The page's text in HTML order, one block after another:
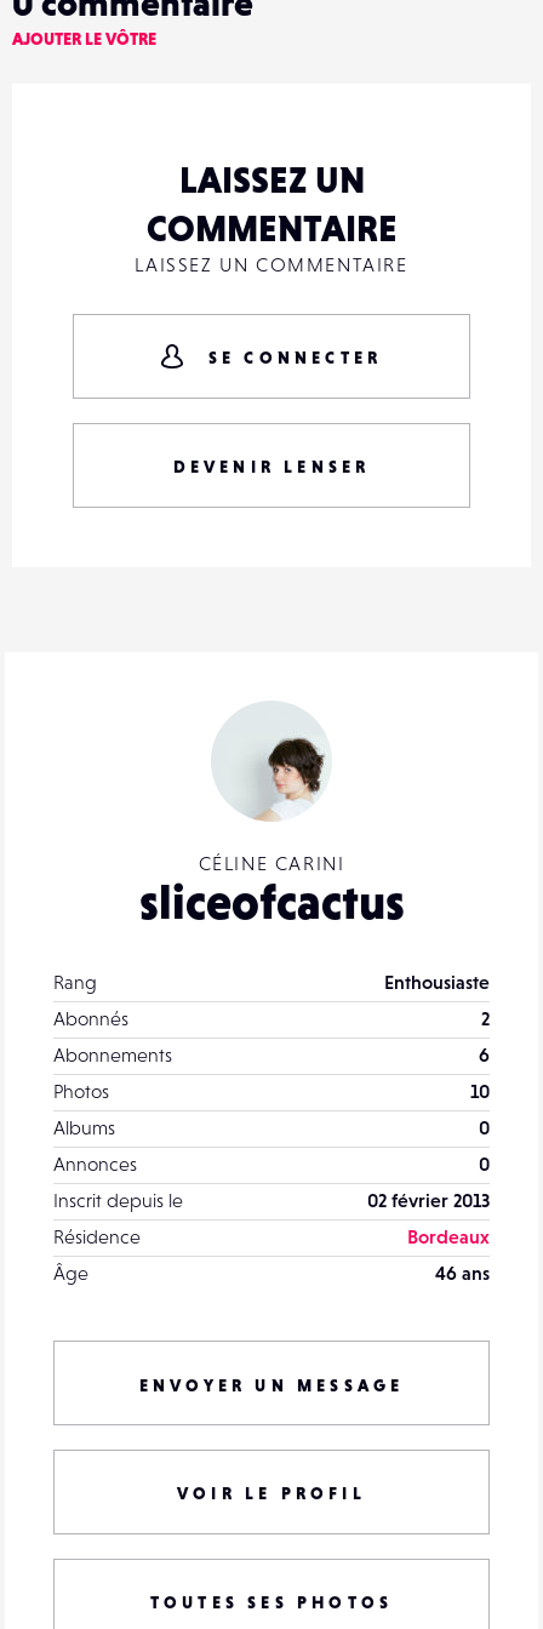
CÉLINE CARINI
sliceofcactus
Rang
Enthousiaste
Abonnés
2
Abonnements
6
Photos
10
Albums
0
Annonces
0
Inscrit depuis le
02 février 2013
Résidence
Bordeaux
Âge
46 ans
ENVOYER UN MESSAGE
VOIR LE PROFIL
TOUTES SES PHOTOS
AJOUTER LE VÔTRE
LAISSEZ UN
COMMENTAIRE
LAISSEZ UN COMMENTAIRE
SE CONNECTER
DEVENIR LENSER